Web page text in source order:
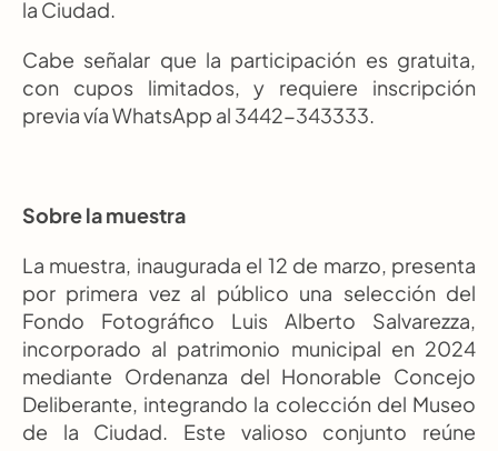
la Ciudad.
Cabe señalar que la participación es gratuita,
con cupos limitados, y requiere inscripción
previa vía WhatsApp al 3442-343333.
Sobre la muestra
La muestra, inaugurada el 12 de marzo, presenta
por primera vez al público una selección del
Fondo Fotográfico Luis Alberto Salvarezza,
incorporado al patrimonio municipal en 2024
mediante Ordenanza del Honorable Concejo
Deliberante, integrando la colección del Museo
de la Ciudad. Este valioso conjunto reúne